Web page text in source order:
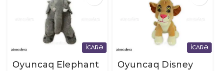
İCARƏ
Oyuncaq Elephant
İCARƏ
Oyuncaq Disney